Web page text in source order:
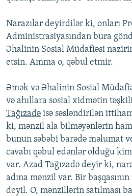
Narazılar deyirdilər ki, onları
Administrasiyasından bura
Əhalinin Sosial Müdafiəsi
etsin. Amma o, qəbul etmir.
Əmək və Əhalinin Sosial
və ahıllara sosial xidmətin
Tağızadə isə səsləndirilən
ki, mənzil ala bilməyənlərin
bunun səbəbi barədə məlumat
cavabı qəbul edənlər olduğu
var. Azad Tağızadə deyir ki,
adına mənzil var. Bir başqasının
deyil. O, mənzillərin satılması